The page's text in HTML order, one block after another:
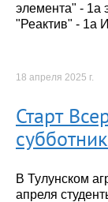
элемента" - 1а
"Реактив" - 1а
18 апреля 2025 г.
Старт
В Тулунском
апреля